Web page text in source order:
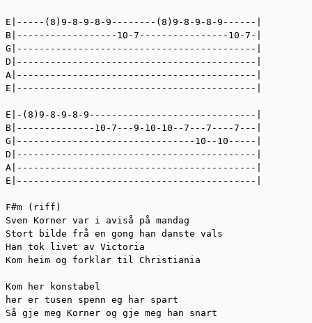
E|-----(8)9-8-9-8-9--------(8)9-8-9-8-9------|
B|------------------10-7----------------10-7-|
G|-------------------------------------------|
D|-------------------------------------------|
A|-------------------------------------------|
E|-------------------------------------------|
E|-(8)9-8-9-8-9------------------------------|
B|--------------10-7---9-10-10--7---7----7---|
G|--------------------------------10--10-----|
D|-------------------------------------------|
A|-------------------------------------------|
E|-------------------------------------------|
F#m (riff)
Sven Korner var i aviså på mandag
Stort bilde frå en gong han danste vals
Han tok livet av Victoria
Kom heim og forklar til Christiania
Kom her konstabel
her er tusen spenn eg har spart
Så gje meg Korner og gje meg han snart